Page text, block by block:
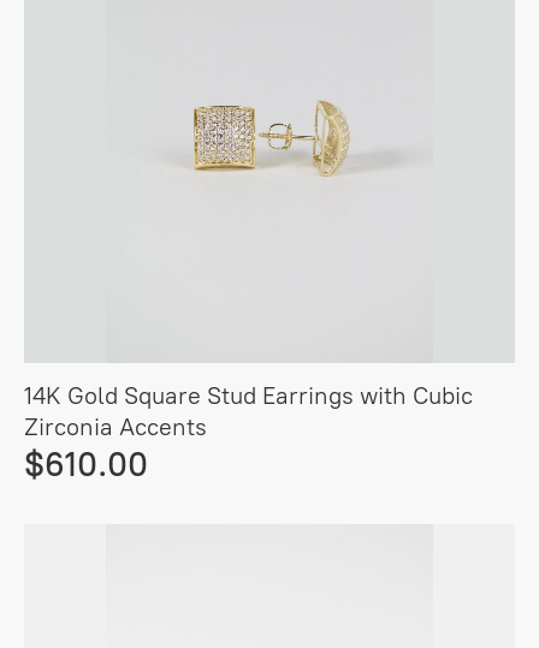
14K Gold Square Stud Earrings with Cubic
Zirconia Accents
$610.00